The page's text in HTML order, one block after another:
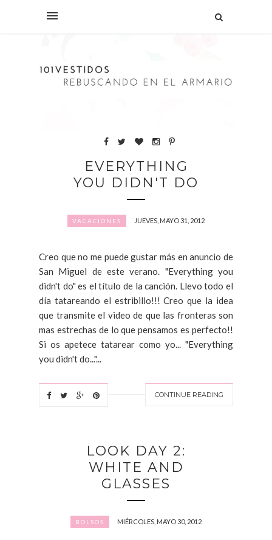
EVERYTHING
YOU DIDN'T DO
VACACIONES JUEVES, MAYO 31, 2012
Creo que no me puede gustar más en anuncio de
San Miguel de este verano. "Everything you
didn't do" es el título de la canción. Llevo todo el
día tatareando el estribillo!!! Creo que la idea
que transmite el video de que las fronteras son
mas estrechas de lo que pensamos es perfecto!!
Si os apetece tatarear como yo... "Everything
you didn't do..."...
CONTINUE READING
LOOK DAY 2:
WHITE AND
GLASSES
BOLSOS MIÉRCOLES, MAYO 30, 2012